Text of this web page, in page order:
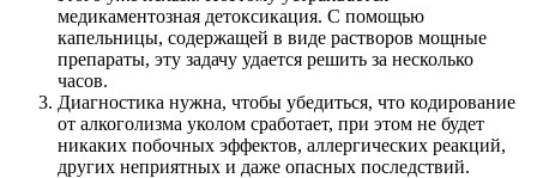
медикаментозная детоксикация. С помощью
капельницы, содержащей в виде растворов мощные
препараты, эту задачу удается решить за несколько
часов.
Диагностика нужна, чтобы убедиться, что кодирование
от алкоголизма уколом сработает, при этом не будет
никаких побочных эффектов, аллергических реакций,
других неприятных и даже опасных последствий.